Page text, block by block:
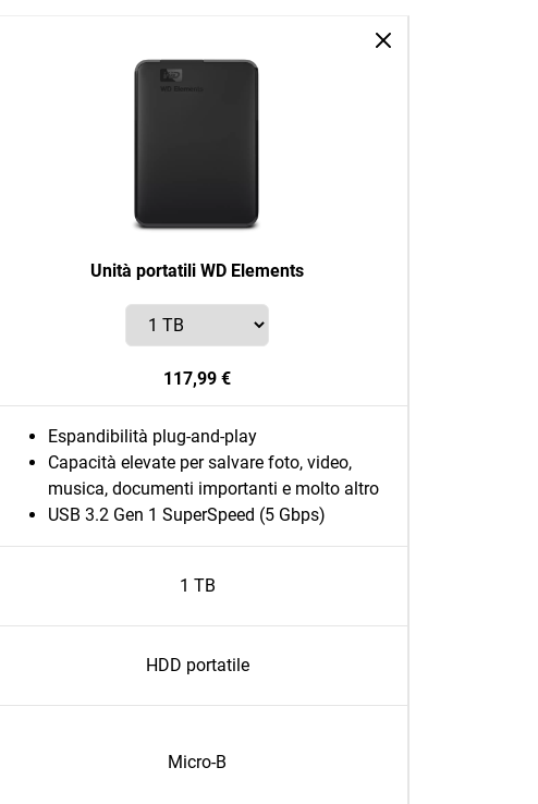
Unità portatili WD Elements
117,99 €
Espandibilità plug-and-play
Capacità elevate per salvare foto, video,
musica, documenti importanti e molto altro
USB 3.2 Gen 1 SuperSpeed (5 Gbps)
1 TB
HDD portatile
Micro-B